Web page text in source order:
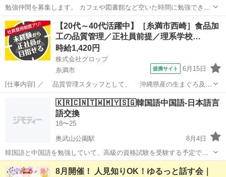
勉強仲間を募集します。 カフェや図書館など空いた時間に勉強できる
かたいたらよろしくお願いします。
沖縄 那覇市 その他
【20代～40代活躍中】［糸満市西崎］食品加
工の品質管理／正社員前提／理系学校…
時給1,420円
株式会社グロップ
糸満市
提携サイト 6月15日
[仕事内容] ／ 品質管理スタッフとして、 沖縄県産の生まぐろ及び
介護食を全国に広めよう！ ＼ 品質管理の経験が活かせる！新規事業の
介護食の中核メンバーを募集！ 理数系の学校卒なら未経験でもOK！
サポート体制が整って...
糸満市 工場
🇰🇷🇨🇳🇹🇼🇲🇾🇸🇬韓国語中国語-日本語言
語交換
18〜25
奥武山公園駅
8月4日
韓国語と中国語を勉強していて、高級の資格試験を受験する予定です
が、ネイティブの友達を作って言語交換したいです。沖縄に住んでい
る外国人の方で、よければ友達になってください。 日本語が完璧じゃ
沖縄 那覇市 奥武山公園駅 その他
8月開催！ 人見知りOK！ゆるっと話す会｜